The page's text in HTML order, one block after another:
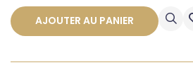
AJOUTER AU PANIER